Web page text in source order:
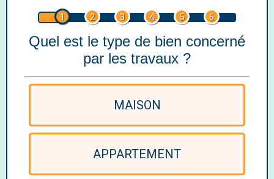
1 2 3 4 5 6
Quel est le type de bien concerné
par les travaux ?
MAISON
APPARTEMENT